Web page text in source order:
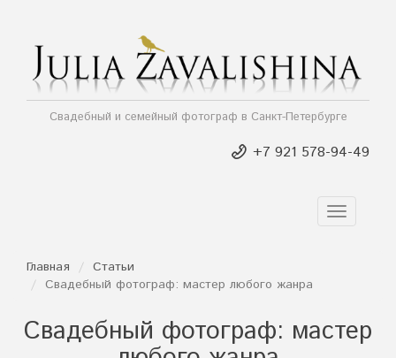
Свадебный и семейный фотограф в Санкт-Петербурге
+7 921 578-94-49
TOGGLE
Главная
Статьи
Свадебный фотограф: мастер любого жанра
Свадебный фотограф: мастер